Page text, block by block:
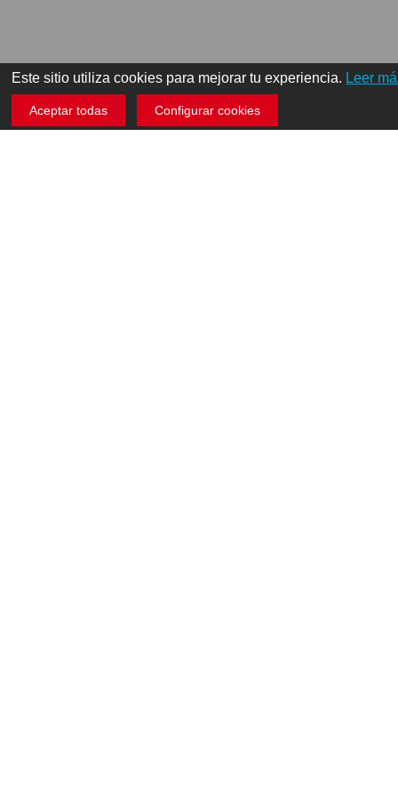
Este sitio utiliza cookies para mejorar tu experiencia. Leer
Aceptar todas Configurar cookies